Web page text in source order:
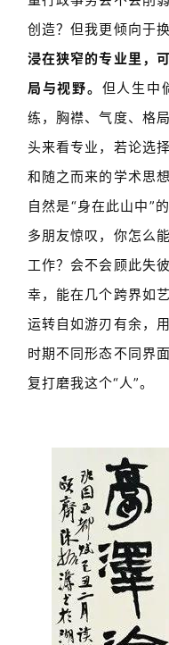
首
页
艺
坛
创造？但我更倾向于
浸在狭窄的专业里，
局与视野。 但人生中
练，胸襟、气度、格
头来看专业，若论选
和随之而来的学术思
自然是“身在此山中”
多朋友惊叹，你怎么
工作？会不会顾此失
幸，能在几个跨界如
运转自如游刃有余，
时期不同形态不同界
复打磨我这个“人”。